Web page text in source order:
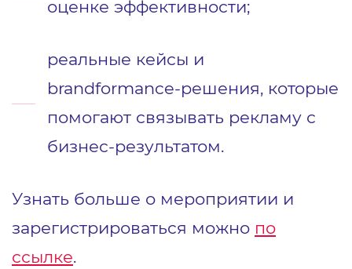
оценке эффективности;
реальные кейсы и
brandformance-решения, которые
помогают связывать рекламу с
бизнес-результатом.
Узнать больше о мероприятии и
зарегистрироваться можно по
ссылке.